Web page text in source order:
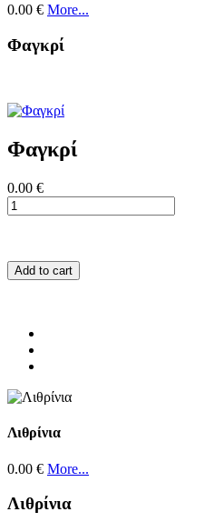
0.00 € More...
Φαγκρί
Φαγκρί
0.00 €
Add to cart
Λιθρίνια
0.00 € More...
Λιθρίνια